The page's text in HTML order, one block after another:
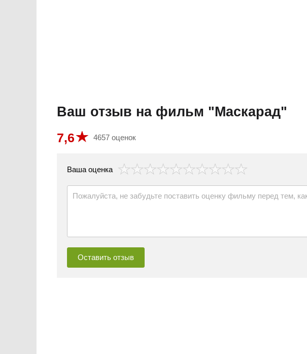
Ваш отзыв на фильм "Маскарад"
7,6 4657 оценок
Ваша оценка